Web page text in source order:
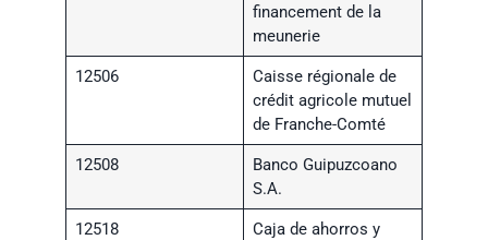
financement de la
meunerie
12506
Caisse régionale de
crédit agricole mutuel
de Franche-Comté
12508
Banco Guipuzcoano
S.A.
12518
Caja de ahorros y